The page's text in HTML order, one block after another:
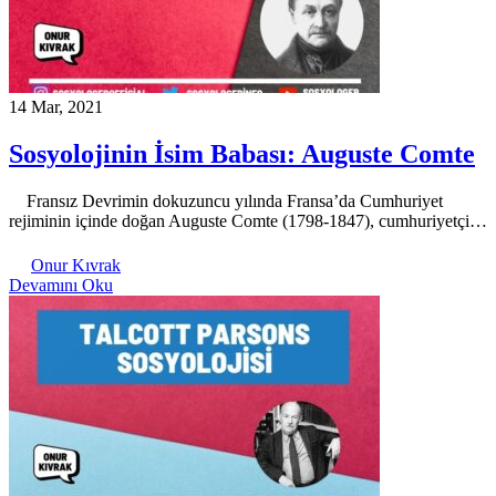
14 Mar, 2021
Sosyolojinin İsim Babası: Auguste Comte
Fransız Devrimin dokuzuncu yılında Fransa’da Cumhuriyet
rejiminin içinde doğan Auguste Comte (1798-1847), cumhuriyetçi…
Onur Kıvrak
Devamını Oku